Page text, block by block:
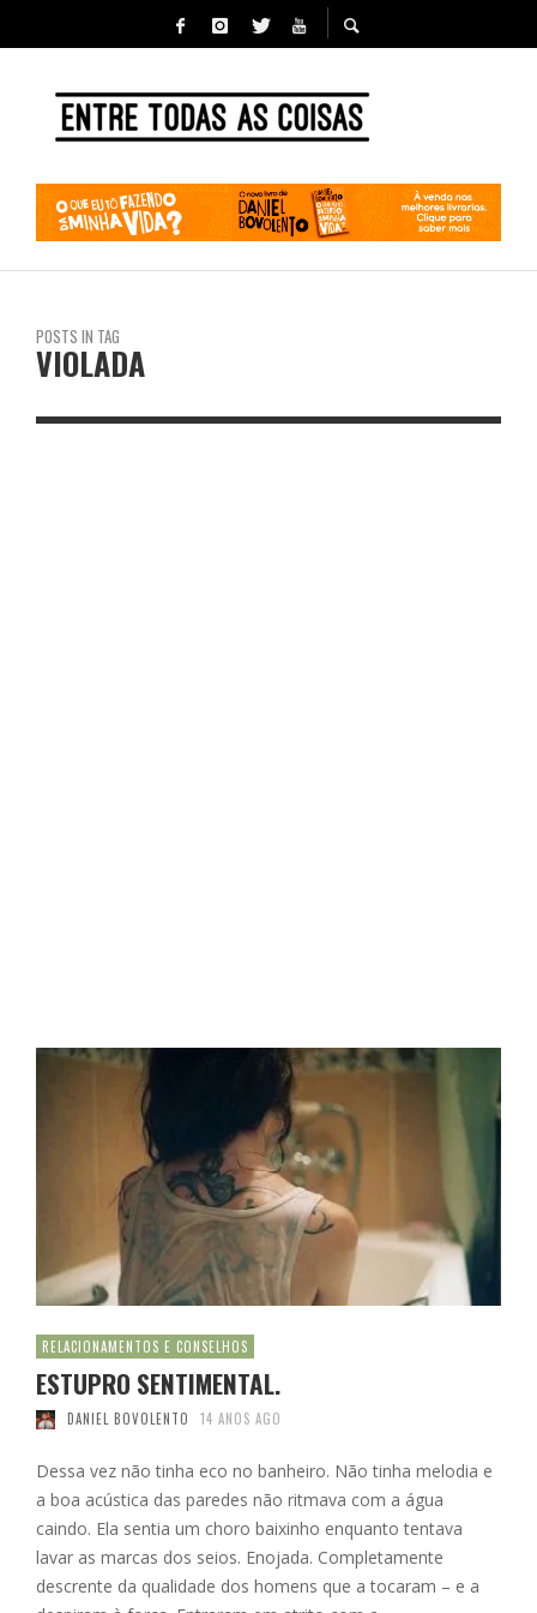
POSTS IN TAG
VIOLADA
RELACIONAMENTOS E CONSELHOS
ESTUPRO SENTIMENTAL.
DANIEL BOVOLENTO 14 ANOS AGO
Dessa vez não tinha eco no banheiro. Não tinha melodia e
a boa acústica das paredes não ritmava com a água
caindo. Ela sentia um choro baixinho enquanto tentava
lavar as marcas dos seios. Enojada. Completamente
descrente da qualidade dos homens que a tocaram – e a